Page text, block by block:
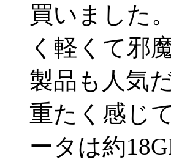
買いました
く軽くて邪
製品も人気
重たく感じ
ータは約